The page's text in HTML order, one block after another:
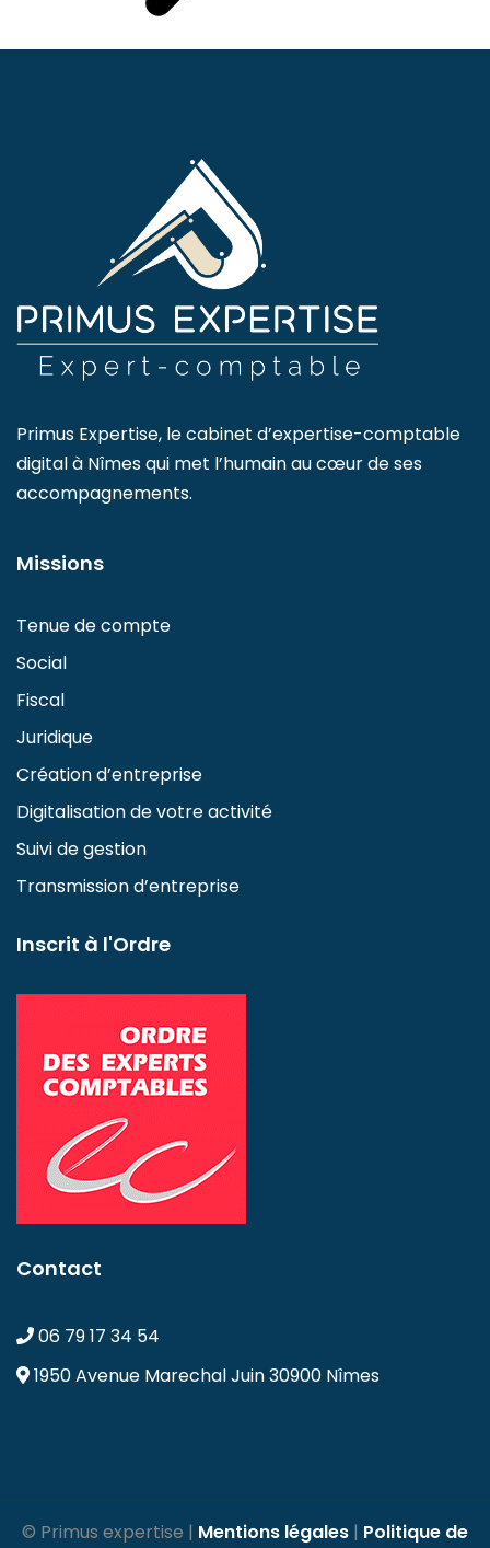
Primus Expertise, le cabinet d’expertise-comptable
digital à Nîmes qui met l’humain au cœur de ses
accompagnements.
Missions
Tenue de compte
Social
Fiscal
Juridique
Création d’entreprise
Digitalisation de votre activité
Suivi de gestion
Transmission d’entreprise
Inscrit à l'Ordre
Contact
06 79 17 34 54
1950 Avenue Marechal Juin30900 Nîmes
© Primus expertise | Mentions légales | Politique de